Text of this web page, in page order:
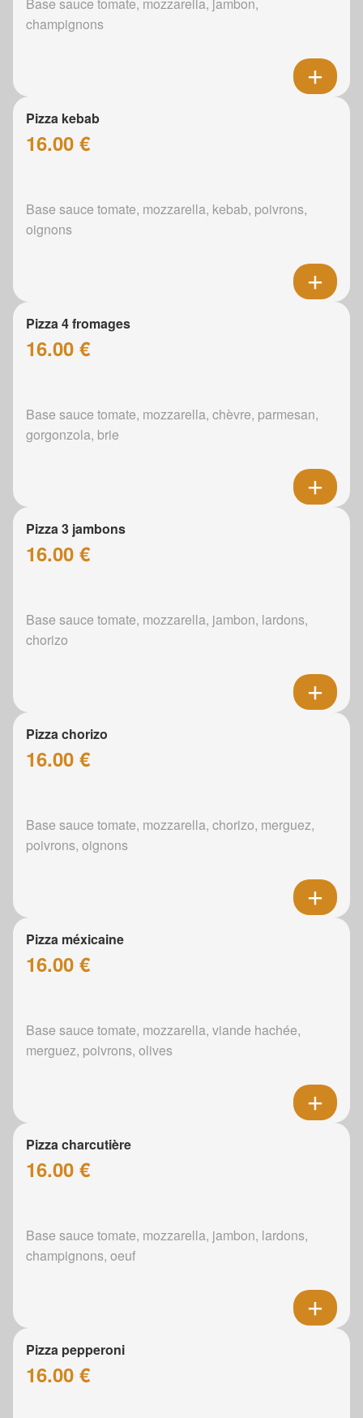
Base sauce tomate, mozzarella, jambon,
champignons
Pizza kebab
16.00 €
Base sauce tomate, mozzarella, kebab, poivrons,
oignons
Pizza 4 fromages
16.00 €
Base sauce tomate, mozzarella, chèvre, parmesan,
gorgonzola, brie
Pizza 3 jambons
16.00 €
Base sauce tomate, mozzarella, jambon, lardons,
chorizo
Pizza chorizo
16.00 €
Base sauce tomate, mozzarella, chorizo, merguez,
poivrons, oignons
Pizza méxicaine
16.00 €
Base sauce tomate, mozzarella, viande hachée,
merguez, poivrons, olives
Pizza charcutière
16.00 €
Base sauce tomate, mozzarella, jambon, lardons,
champignons, oeuf
Pizza pepperoni
16.00 €